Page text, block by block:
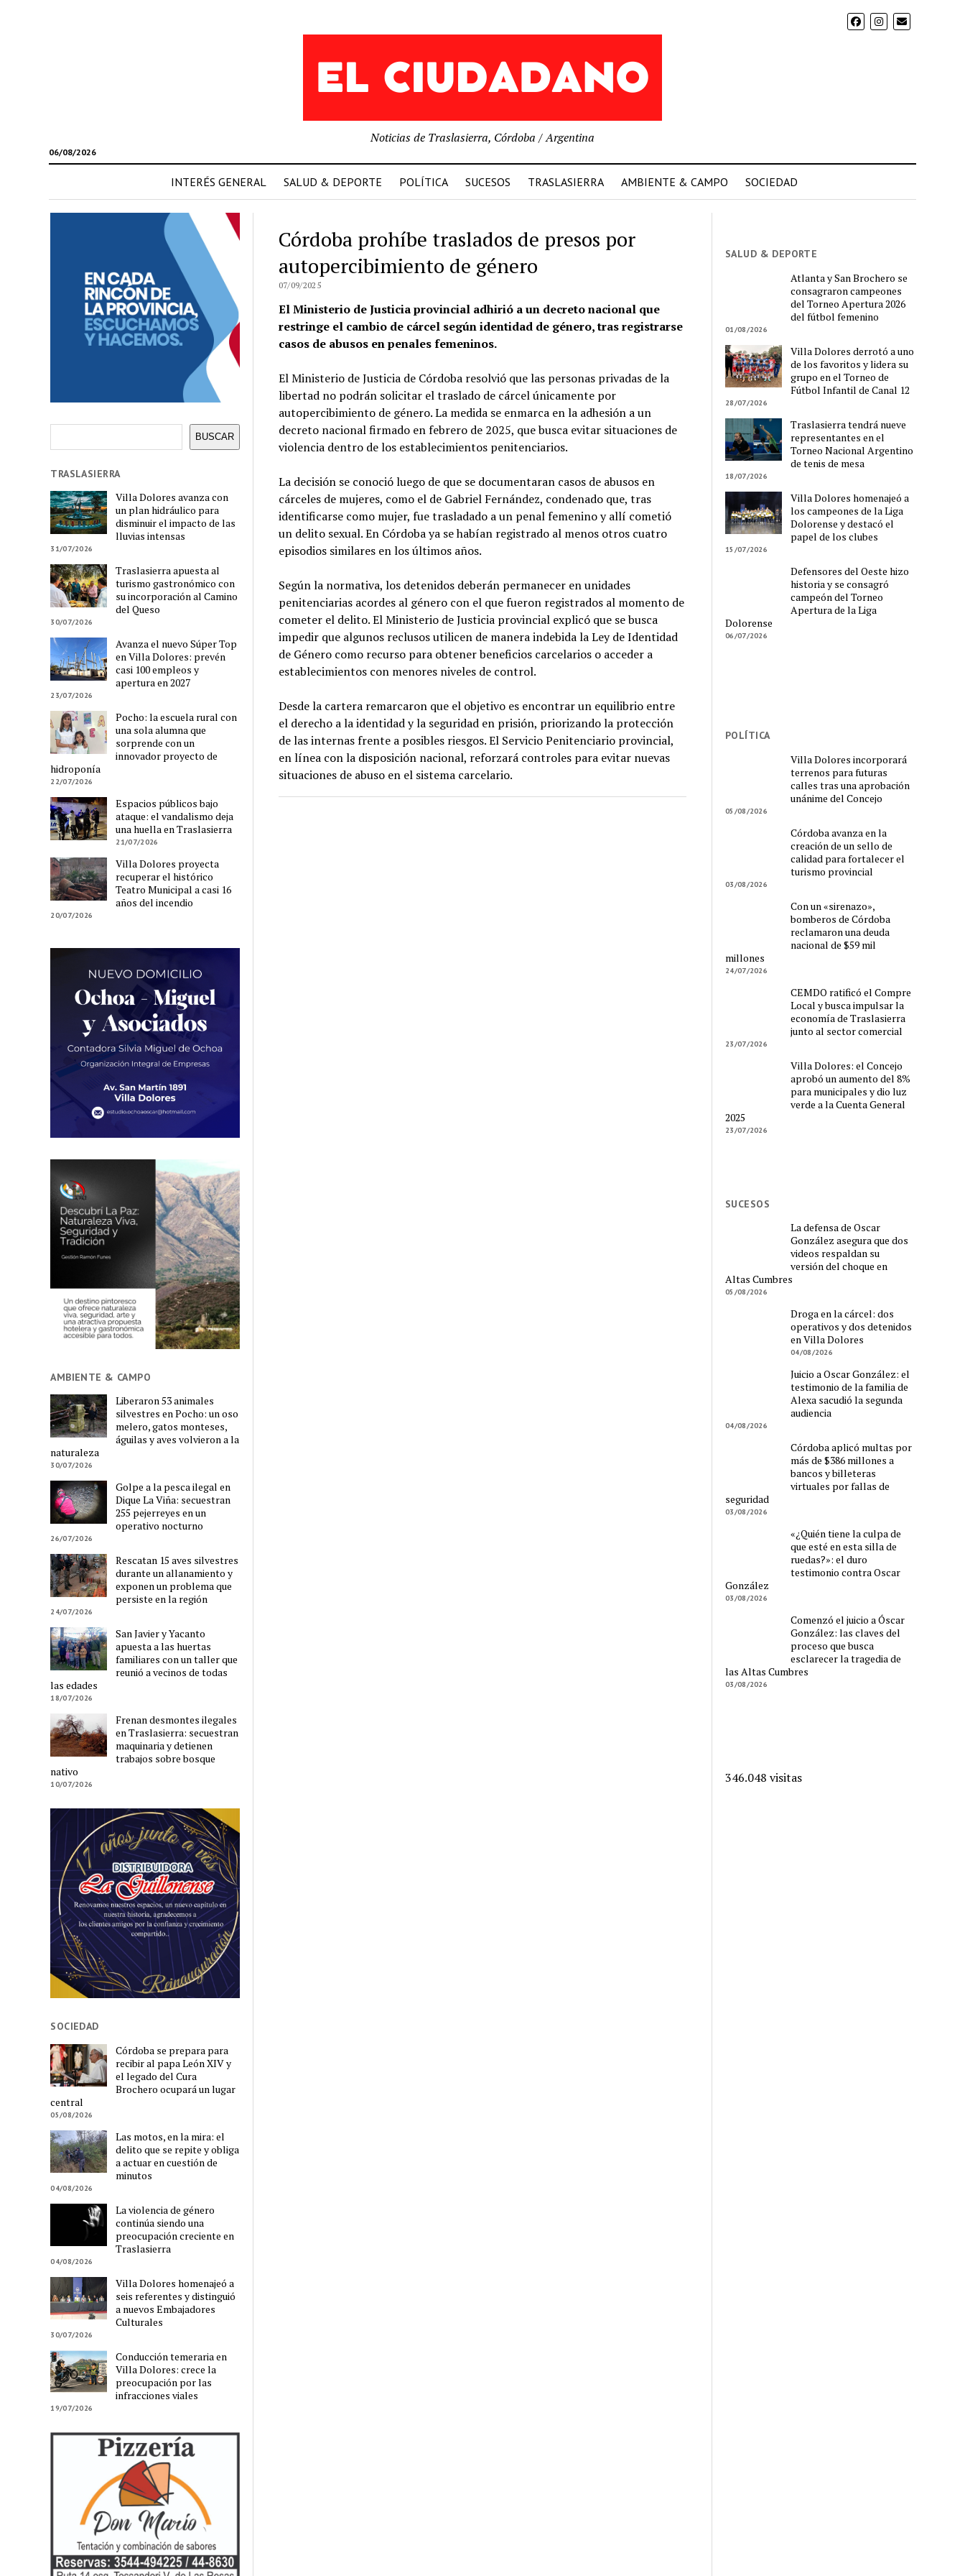
06/08/2026
Noticias de Traslasierra, Córdoba / Argentina
INTERÉS GENERAL SALUD & DEPORTE POLÍTICA SUCESOS TRASLASIERRA AMBIENTE & CAMPO SOCIEDAD
BUSCAR
TRASLASIERRA
Villa Dolores avanza con
un plan hidráulico para
disminuir el impacto de las
lluvias intensas
31/07/2026
Traslasierra apuesta al
turismo gastronómico con
su incorporación al Camino
del Queso
30/07/2026
Avanza el nuevo Súper Top
en Villa Dolores: prevén
casi 100 empleos y
apertura en 2027
23/07/2026
Pocho: la escuela rural con
una sola alumna que
sorprende con un
innovador proyecto de
hidroponía
22/07/2026
Espacios públicos bajo
ataque: el vandalismo deja
una huella en Traslasierra
21/07/2026
Villa Dolores proyecta
recuperar el histórico
Teatro Municipal a casi 16
años del incendio
20/07/2026
AMBIENTE & CAMPO
Liberaron 53 animales
silvestres en Pocho: un oso
melero, gatos monteses,
águilas y aves volvieron a la
naturaleza
30/07/2026
Golpe a la pesca ilegal en
Dique La Viña: secuestran
255 pejerreyes en un
operativo nocturno
26/07/2026
Rescatan 15 aves silvestres
durante un allanamiento y
exponen un problema que
persiste en la región
24/07/2026
San Javier y Yacanto
apuesta a las huertas
familiares con un taller que
reunió a vecinos de todas
las edades
18/07/2026
Frenan desmontes ilegales
en Traslasierra: secuestran
maquinaria y detienen
trabajos sobre bosque
nativo
10/07/2026
SOCIEDAD
Córdoba se prepara para
recibir al papa León XIV y
el legado del Cura
Brochero ocupará un lugar
central
05/08/2026
Las motos, en la mira: el
delito que se repite y obliga
a actuar en cuestión de
minutos
04/08/2026
La violencia de género
continúa siendo una
preocupación creciente en
Traslasierra
04/08/2026
Villa Dolores homenajeó a
seis referentes y distinguió
a nuevos Embajadores
Culturales
30/07/2026
Conducción temeraria en
Villa Dolores: crece la
preocupación por las
infracciones viales
19/07/2026
Córdoba prohíbe traslados de presos por
autopercibimiento de género
07/09/2025
El Ministerio de Justicia provincial adhirió a un decreto nacional que
restringe el cambio de cárcel según identidad de género, tras registrarse
casos de abusos en penales femeninos.
El Ministerio de Justicia de Córdoba resolvió que las personas privadas de la
libertad no podrán solicitar el traslado de cárcel únicamente por
autopercibimiento de género. La medida se enmarca en la adhesión a un
decreto nacional firmado en febrero de 2025, que busca evitar situaciones de
violencia dentro de los establecimientos penitenciarios.
La decisión se conoció luego de que se documentaran casos de abusos en
cárceles de mujeres, como el de Gabriel Fernández, condenado que, tras
identificarse como mujer, fue trasladado a un penal femenino y allí cometió
un delito sexual. En Córdoba ya se habían registrado al menos otros cuatro
episodios similares en los últimos años.
Según la normativa, los detenidos deberán permanecer en unidades
penitenciarias acordes al género con el que fueron registrados al momento de
cometer el delito. El Ministerio de Justicia provincial explicó que se busca
impedir que algunos reclusos utilicen de manera indebida la Ley de Identidad
de Género como recurso para obtener beneficios carcelarios o acceder a
establecimientos con menores niveles de control.
Desde la cartera remarcaron que el objetivo es encontrar un equilibrio entre
el derecho a la identidad y la seguridad en prisión, priorizando la protección
de las internas frente a posibles riesgos. El Servicio Penitenciario provincial,
en línea con la disposición nacional, reforzará controles para evitar nuevas
situaciones de abuso en el sistema carcelario.
SALUD & DEPORTE
Atlanta y San Brochero se
consagraron campeones
del Torneo Apertura 2026
del fútbol femenino
01/08/2026
Villa Dolores derrotó a uno
de los favoritos y lidera su
grupo en el Torneo de
Fútbol Infantil de Canal 12
28/07/2026
Traslasierra tendrá nueve
representantes en el
Torneo Nacional Argentino
de tenis de mesa
18/07/2026
Villa Dolores homenajeó a
los campeones de la Liga
Dolorense y destacó el
papel de los clubes
15/07/2026
Defensores del Oeste hizo
historia y se consagró
campeón del Torneo
Apertura de la Liga
Dolorense
06/07/2026
POLÍTICA
Villa Dolores incorporará
terrenos para futuras
calles tras una aprobación
unánime del Concejo
05/08/2026
Córdoba avanza en la
creación de un sello de
calidad para fortalecer el
turismo provincial
03/08/2026
Con un «sirenazo»,
bomberos de Córdoba
reclamaron una deuda
nacional de $59 mil
millones
24/07/2026
CEMDO ratificó el Compre
Local y busca impulsar la
economía de Traslasierra
junto al sector comercial
23/07/2026
Villa Dolores: el Concejo
aprobó un aumento del 8%
para municipales y dio luz
verde a la Cuenta General
2025
23/07/2026
SUCESOS
La defensa de Oscar
González asegura que dos
videos respaldan su
versión del choque en
Altas Cumbres
05/08/2026
Droga en la cárcel: dos
operativos y dos detenidos
en Villa Dolores
04/08/2026
Juicio a Oscar González: el
testimonio de la familia de
Alexa sacudió la segunda
audiencia
04/08/2026
Córdoba aplicó multas por
más de $386 millones a
bancos y billeteras
virtuales por fallas de
seguridad
03/08/2026
«¿Quién tiene la culpa de
que esté en esta silla de
ruedas?»: el duro
testimonio contra Oscar
González
03/08/2026
Comenzó el juicio a Óscar
González: las claves del
proceso que busca
esclarecer la tragedia de
las Altas Cumbres
03/08/2026
346.048 visitas